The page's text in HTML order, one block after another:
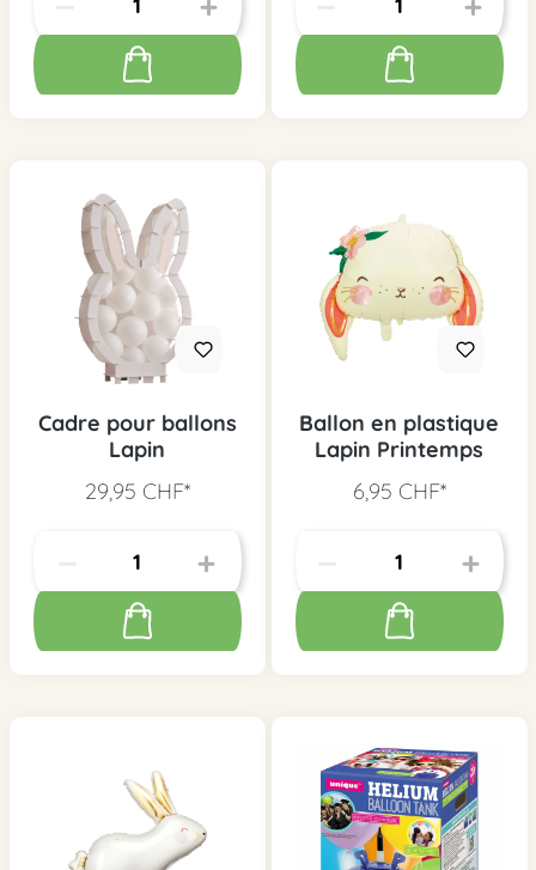
Cadre pour ballons
Lapin
29,95 CHF*
Ballon en plastique
Lapin Printemps
6,95 CHF*